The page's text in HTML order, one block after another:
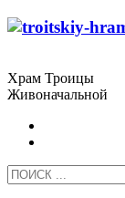
Храм Троицы
Живоначальной